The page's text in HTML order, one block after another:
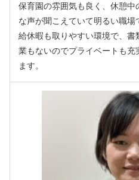
保育園の雰囲気も良く、休憩
な声が聞こえていて明るい職
給休暇も取りやすい環境で、
業もないのでプライベートも
ます。